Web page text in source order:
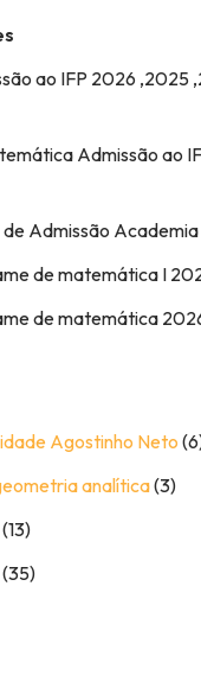
ao IFP 2026
Admissão ao
Admissão
de matemática I
de matemática
Agostinho Neto
analítica(3)
(13)
(35)